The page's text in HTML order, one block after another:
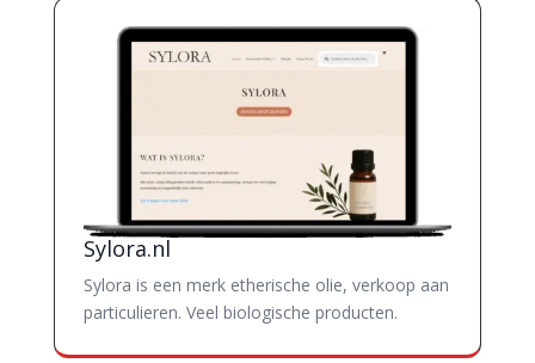
Sylora.nl
Sylora is een merk etherische olie, verkoop aan
particulieren. Veel biologische producten.